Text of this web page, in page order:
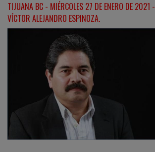
TIJUANA BC - MIÉRCOLES 27 DE ENERO DE 2021 -
VÍCTOR ALEJANDRO ESPINOZA.